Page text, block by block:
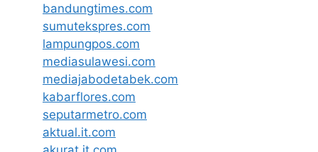
bandungtimes.com
sumutekspres.com
lampungpos.com
mediasulawesi.com
mediajabodetabek.com
kabarflores.com
seputarmetro.com
aktual.it.com